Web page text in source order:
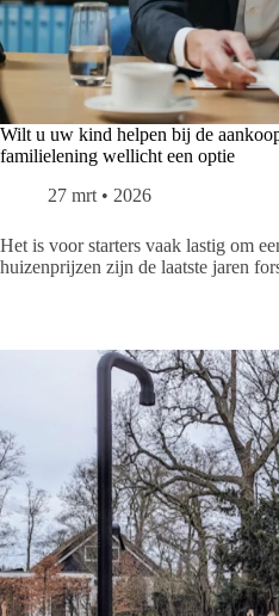
Wilt u uw kind helpen bij de
familielening wellicht een optie
27 mrt • 2026
Het is voor starters vaak lastig om
huizenprijzen zijn de laatste jaren